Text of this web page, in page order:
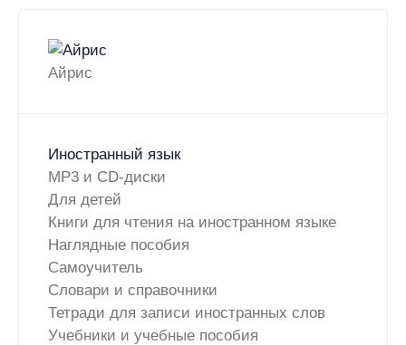
Айрис
Иностранный язык
MP3 и CD-диски
Для детей
Книги для чтения на иностранном языке
Наглядные пособия
Самоучитель
Словари и справочники
Тетради для записи иностранных слов
Учебники и учебные пособия